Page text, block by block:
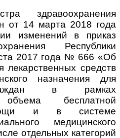
здравоохранения
от 14 марта 2018 года
изменений в приказ
Республики
2017 года № 666 «Об
лекарственных средств
назначения для
в рамках
объема бесплатной
и в системе
медицинского
отдельных категорий